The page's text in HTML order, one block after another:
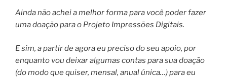
Ainda não achei a melhor forma para você poder fazer
uma doação para o Projeto Impressões Digitais.
E sim, a partir de agora eu preciso do seu apoio, por
enquanto vou deixar algumas contas para sua doação
(do modo que quiser, mensal, anual única…) para eu